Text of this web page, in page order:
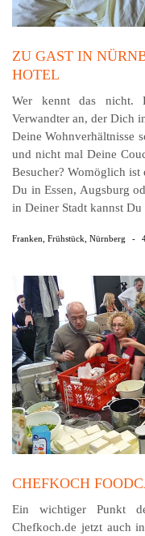
ZU GAST IN
HOTEL
Wer kennt das nicht.
Verwandter an, der Dich
Deine Wohnverhältnisse
und nicht mal Deine
Besucher? Womöglich ist
Du in Essen, Augsburg
in Deiner Stadt kannst Du
Franken Frühstück Nürnberg -
CHEFKOCH
Ein wichtiger Punkt
Chefkoch.de jetzt auch